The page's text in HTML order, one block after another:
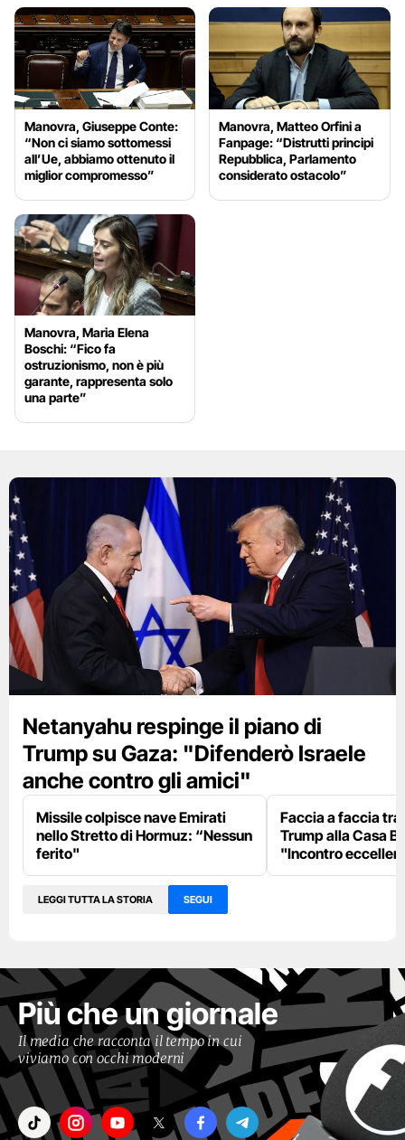
Manovra, Giuseppe Conte:
“Non ci siamo sottomessi
all’Ue, abbiamo ottenuto il
miglior compromesso”
Manovra, Matteo Orfini a
Fanpage: “Distrutti principi
Repubblica, Parlamento
considerato ostacolo”
Manovra, Maria Elena
Boschi: “Fico fa
ostruzionismo, non è più
garante, rappresenta solo
una parte”
Netanyahu respinge il piano di
Trump su Gaza: "Difenderò Israele
anche contro gli amici"
Missile colpisce nave Emirati
nello Stretto di Hormuz: “Nessun
ferito"
Faccia a faccia
Trump alla Casa
"Incontro
LEGGI TUTTA LA STORIA SEGUI
Più che un giornale
Il media che racconta il tempo in cui
viviamo con occhi moderni